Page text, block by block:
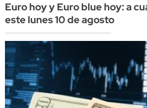
Euro hoy y Euro blue hoy: a
este lunes 10 de agosto